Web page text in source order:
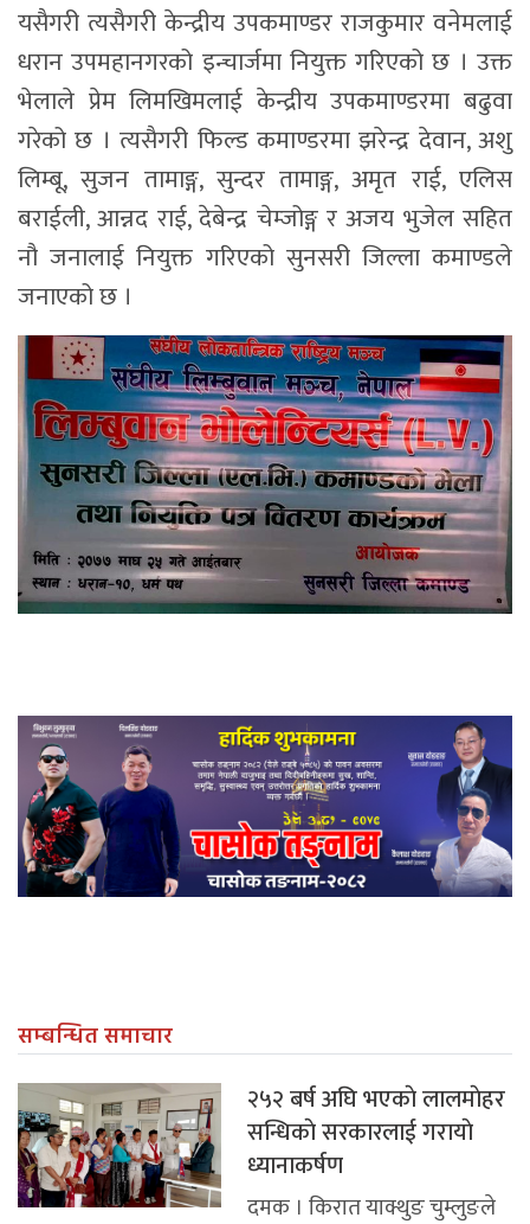
यसैगरी त्यसैगरी केन्द्रीय उपकमाण्डर राजकुमार वनेमलाई
धरान उपमहानगरको इन्चार्जमा नियुक्त गरिएको छ । उक्त
भेलाले प्रेम लिमखिमलाई केन्द्रीय उपकमाण्डरमा बढुवा
गरेको छ । त्यसैगरी फिल्ड कमाण्डरमा झरेन्द्र देवान, अशु
लिम्बू, सुजन तामाङ्ग, सुन्दर तामाङ्ग, अमृत राई, एलिस
बराईली, आन्नद राई, देबेन्द्र चेम्जोङ्ग र अजय भुजेल सहित
नौ जनालाई नियुक्त गरिएको सुनसरी जिल्ला कमाण्डले
जनाएको छ ।
सम्बन्धित समाचार
२५२ बर्ष अघि भएकाे लालमाेहर
सन्धिकाे सरकारलाई गरायाे
ध्यानाकर्षण
दमक । किरात याक्थुङ चुम्लुङले